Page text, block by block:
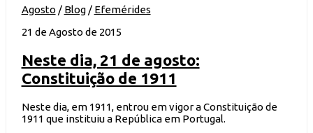
Agosto / Blog/ Efemérides
21 de Agosto de 2015
Neste dia, 21 de agosto:
Constituição de 1911
Neste dia, em 1911, entrou em vigor a Constituição de
1911 que instituiu a República em Portugal.